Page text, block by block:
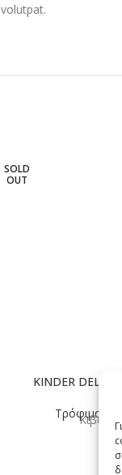
volutpat.
SOLD
OUT
KINDER DELICE
ΤρόφιμαΚιβώτιο: